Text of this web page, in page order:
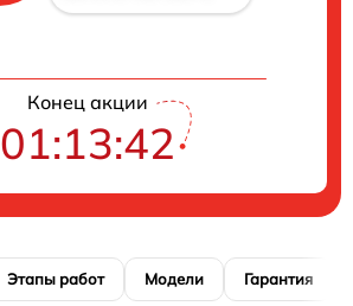
Конец акции
01:13:41
Этапы работ Модели Гарантия